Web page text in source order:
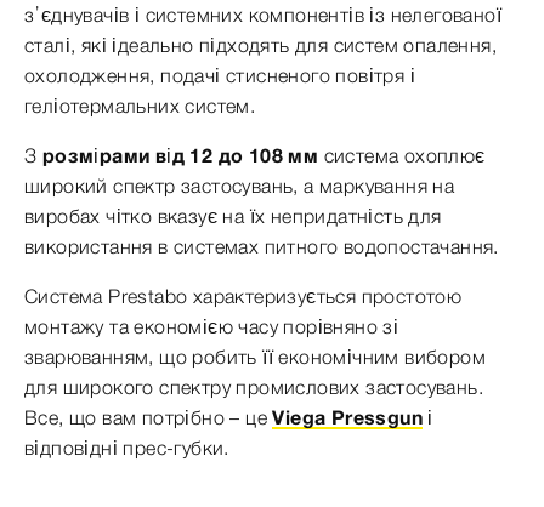
з’єднувачів і системних компонентів із нелегованої
сталі, які ідеально підходять для систем опалення,
охолодження, подачі стисненого повітря і
геліотермальних систем.
З розмірами від 12 до 108 мм система охоплює
широкий спектр застосувань, а маркування на
виробах чітко вказує на їх непридатність для
використання в системах питного водопостачання.
Система Prestabo характеризується простотою
монтажу та економією часу порівняно зі
зварюванням, що робить її економічним вибором
для широкого спектру промислових застосувань.
Все, що вам потрібно – цеViega Pressgun і
відповідні прес-губки.